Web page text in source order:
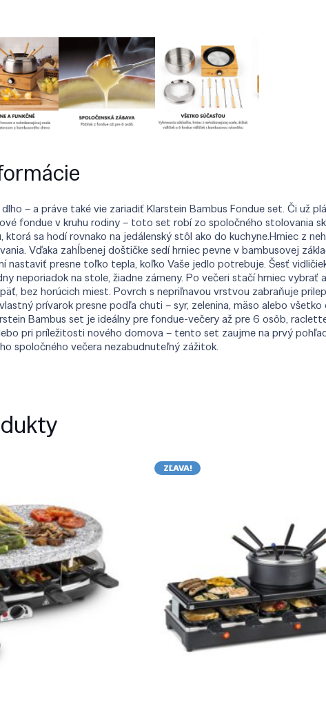
– a práve také vie zariadiť Klarstein Bambus Fondue set. Či už
fondue v kruhu rodiny – toto set robí zo spoločného stolovania
sa hodí rovnako na jedálenský stôl ako do kuchyne.Hrniec z
Vďaka zahĺbenej doštičke sedí hrniec pevne v bambusovej
nastaviť presne toľko tepla, koľko Vaše jedlo potrebuje. Šesť
neporiadok na stole, žiadne zámeny. Po večeri stačí hrniec
bez horúcich miest. Povrch s nepriľnavou vrstvou zabraňuje
prívarok presne podľa chuti – syr, zelenina, mäso alebo
Bambus set je ideálny pre fondue-večery až pre 6 osôb,
pri príležitosti nového domova – tento set zaujme na prvý
spoločného večera nezabudnuteľný zážitok.
ZĽAVA!